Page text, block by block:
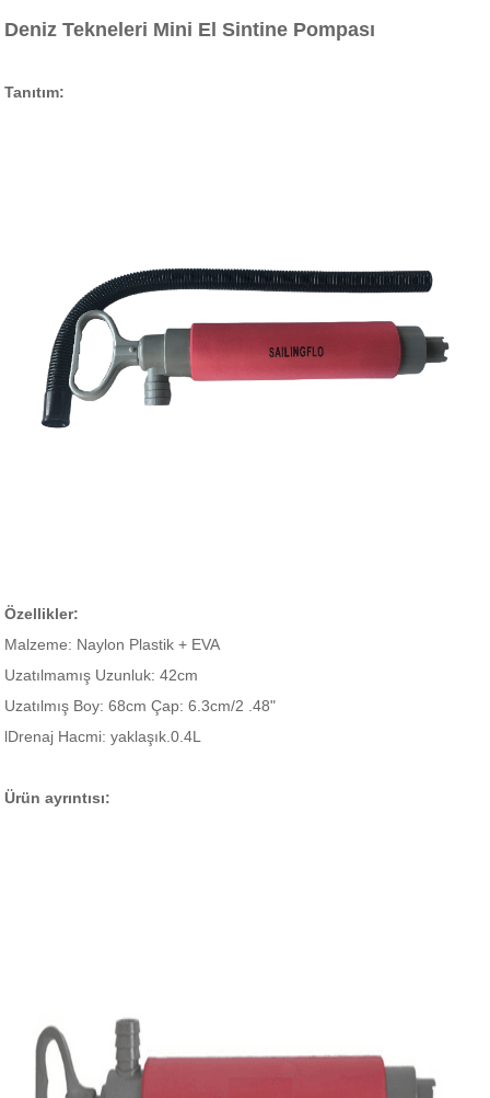
Deniz Tekneleri Mini El Sintine Pompası
Tanıtım:
Özellikler:
Malzeme: Naylon Plastik + EVA
Uzatılmamış Uzunluk: 42cm
Uzatılmış Boy: 68cm Çap: 6.3cm/2 .48"
lDrenaj Hacmi: yaklaşık.0.4L
Ürün ayrıntısı: